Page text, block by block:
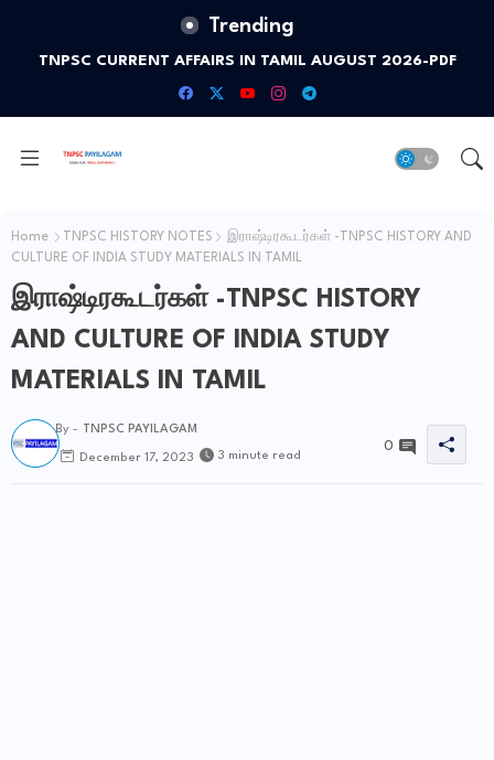
Trending
TNPSC CURRENT AFFAIRS IN TAMIL AUGUST 2026-PDF
Home TNPSC HISTORY NOTES
இராஷ்டிரகூடர்கள் -TNPSC HISTORY AND
CULTURE OF INDIA STUDY MATERIALS IN TAMIL
இராஷ்டிரகூடர்கள் -TNPSC HISTORY
AND CULTURE OF INDIA STUDY
MATERIALS IN TAMIL
By - TNPSC PAYILAGAM
December 17, 2023 3 minute read
0